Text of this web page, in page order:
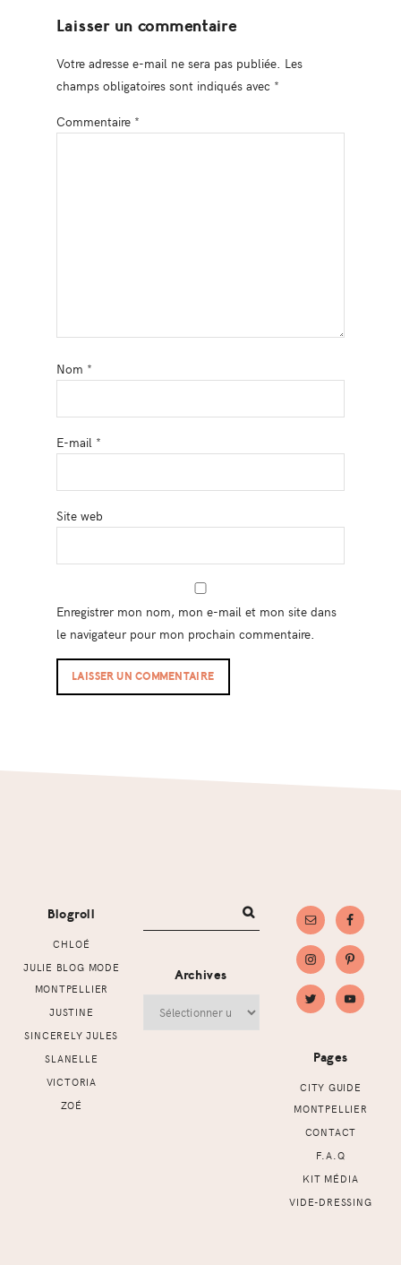
Laisser un commentaire
Votre adresse e-mail ne sera pas publiée. Les
champs obligatoires sont indiqués avec *
Commentaire *
Nom *
E-mail *
Site web
Enregistrer mon nom, mon e-mail et mon site dans
le navigateur pour mon prochain commentaire.
Blogroll
CHLOÉ
JULIE BLOG MODE
MONTPELLIER
JUSTINE
SINCERELY JULES
SLANELLE
VICTORIA
ZOÉ
Archives
Pages
CITY GUIDE
MONTPELLIER
CONTACT
F.A.Q
KIT MÉDIA
VIDE-DRESSING